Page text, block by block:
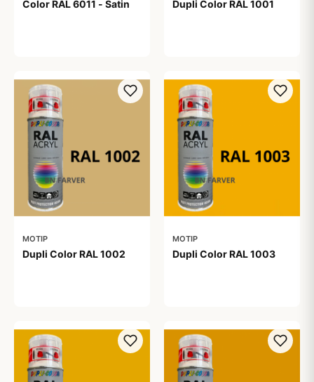
Color RAL 6011 - Satin Dupli Color RAL 1001
MOTIP
Dupli Color RAL 1002
MOTIP
Dupli Color RAL 1003